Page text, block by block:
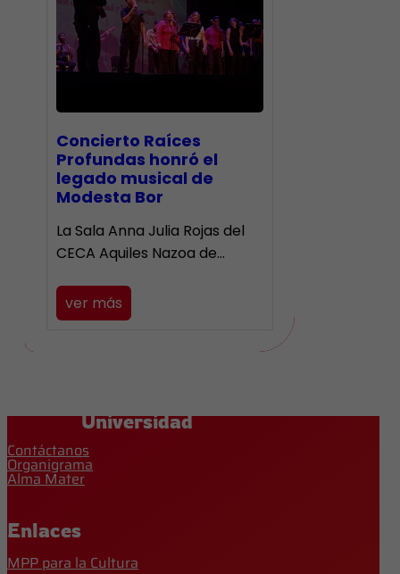
​Concierto Raíces
Profundas honró el
legado musical de
Modesta Bor
La Sala Anna Julia Rojas del
CECA Aquiles Nazoa de…
ver más
Universidad
Contáctanos
Organigrama
Alma Mater
Enlaces
MPP para la Cultura